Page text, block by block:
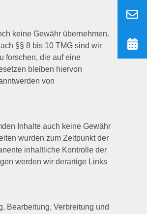
keine Gewähr übernehmen.
§§ 8 bis 10 TMG sind wir
forschen, die auf eine
bleiben hiervon
von
Inhalte auch keine Gewähr
wurden zum Zeitpunkt der
inhaltliche Kontrolle der
werden wir derartige Links
Bearbeitung, Verbreitung und